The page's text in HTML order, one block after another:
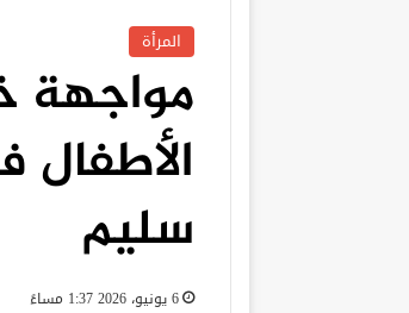
المرأة
مواجهة
سليم
6 يونيو، 2026 1:37 مساءً